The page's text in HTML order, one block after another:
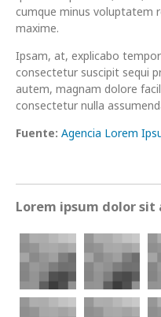
cumque minus voluptatem
maxime.
Ipsam, at, explicabo
consectetur suscipit sequi
autem, magnam dolore
consectetur nulla
Fuente: Agencia Lorem
Lorem ipsum dolor sit